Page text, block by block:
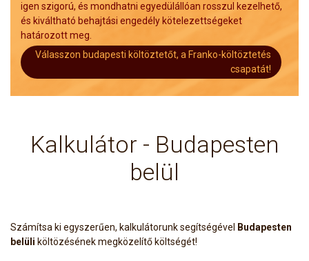
igen szigorú, és mondhatni egyedülállóan rosszul kezelhető,
és kiváltható behajtási engedély kötelezettségeket
határozott meg.
Válasszon budapesti költöztetőt, a Franko-költöztetés
csapatát!
Kalkulátor - Budapesten
belül
Számítsa ki egyszerűen, kalkulátorunk segítségével
Budapesten
belüli költözésének megközelítő költségét!